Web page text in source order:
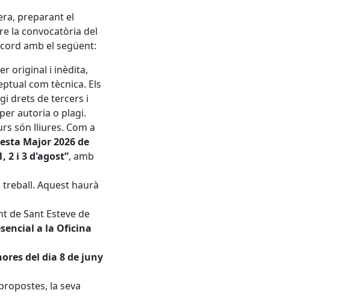
preparant el
la convocatòria del
amb el següent:
original i inèdita,
com tècnica. Els
drets de tercers i
autoria o plagi.
són lliures. Com a
Major 2026 de
2 i 3 d'agost”, amb
Aquest haurà
de Sant Esteve de
a la Oficina
del dia 8 de juny
la seva